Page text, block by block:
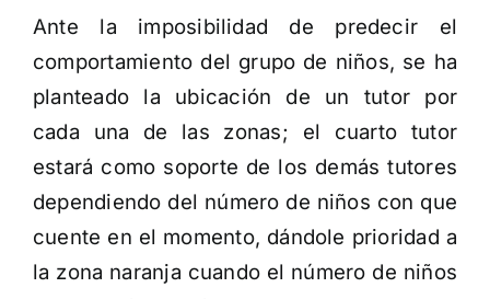
Ante la imposibilidad de predecir el
comportamiento del grupo de niños, se ha
planteado la ubicación de un tutor por
cada una de las zonas; el cuarto tutor
estará como soporte de los demás tutores
dependiendo del número de niños con que
cuente en el momento, dándole prioridad a
la zona naranja cuando el número de niños